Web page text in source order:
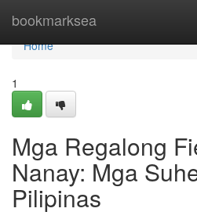
bookmarksea
Home
Home
1
Mga Regalong
Nanay: Mga
Pilipinas